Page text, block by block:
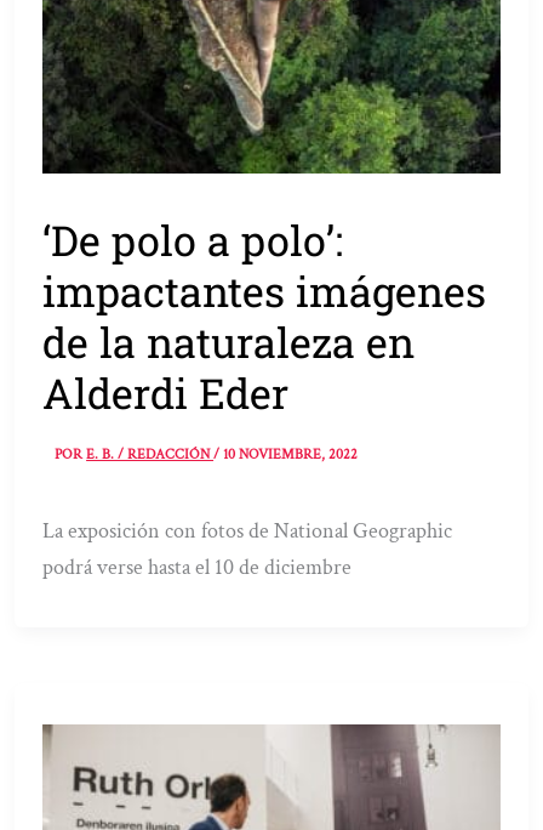
‘De polo a polo’:
impactantes imágenes
de la naturaleza en
Alderdi Eder
PORE. B. / REDACCIÓN/10 NOVIEMBRE, 2022
La exposición con fotos de National Geographic
podrá verse hasta el 10 de diciembre